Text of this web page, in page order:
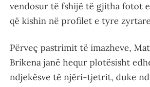
vendosur të fshijë të gjitha fotot
që kishin në profilet e tyre
Përveç pastrimit të imazheve,
Brikena janë hequr plotësisht
ndjekësve të njëri-tjetrit, duke